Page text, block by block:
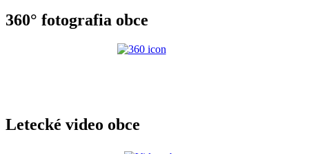
360° fotografia obce
Letecké video obce